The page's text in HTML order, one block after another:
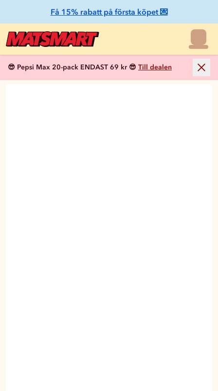
Få 15% rabatt på första köpet 💌
😎 Pepsi Max 20-pack ENDAST 69 kr 😎 Till dealen